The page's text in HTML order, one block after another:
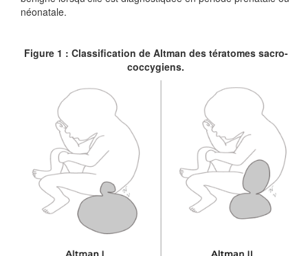
néonatale.
Figure 1 : Classification de Altman des tératomes sacro-
coccygiens.